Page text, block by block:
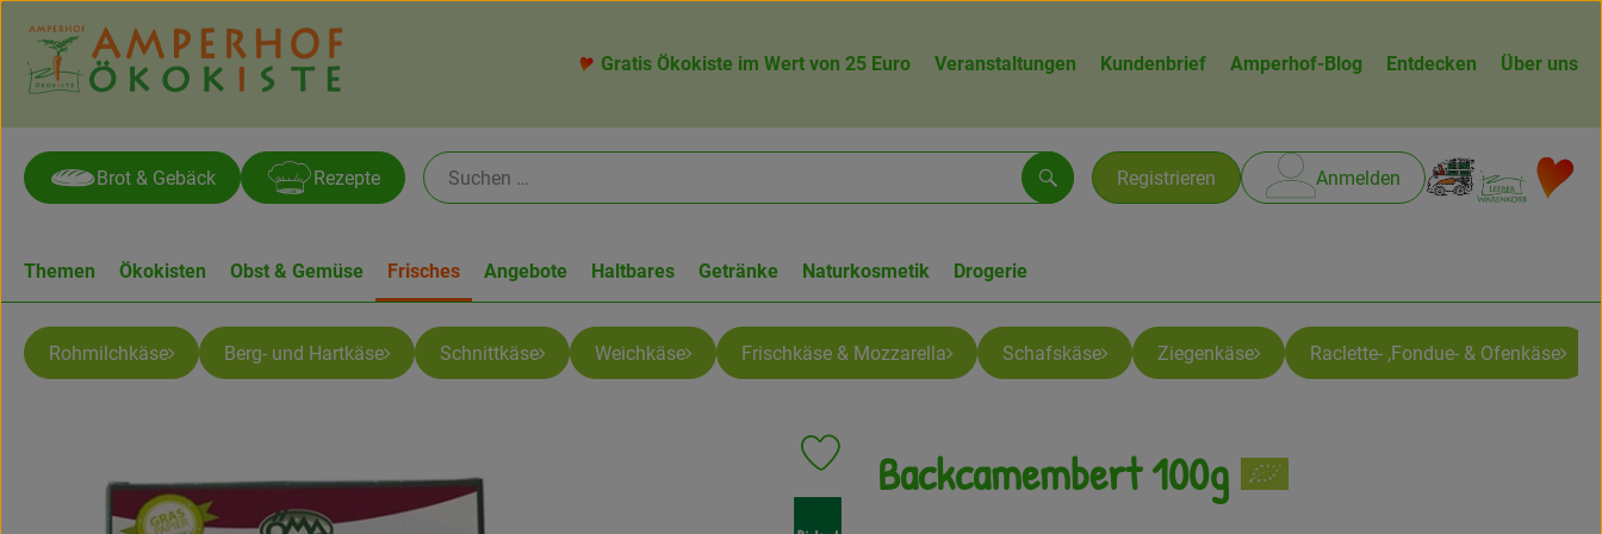
Gratis Ökokiste im Wert von 25 Euro Veranstaltungen Kundenbrief Amperhof-Blog Entdecken Über uns
Registrieren Anmelden
Suchen
Brot & Gebäck Rezepte
Themen Ökokisten Obst & Gemüse Frisches Angebote Haltbares Getränke Naturkosmetik Drogerie
Rohmilchkäse Berg- und Hartkäse Schnittkäse Weichkäse Frischkäse & Mozzarella Schafskäse Ziegenkäse Raclette- ,Fondue- & Ofenkäse
Backcamembert 100g
Produkt zu Favouriten hinzufügen